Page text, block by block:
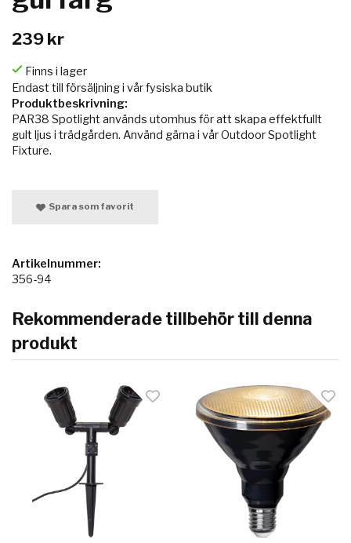
239 kr
Finns i lager
Endast till försäljning i vår fysiska butik
Produktbeskrivning:
PAR38 Spotlight används utomhus för att skapa effektfullt
gult ljus i trädgården. Använd gärna i vår Outdoor Spotlight
Fixture.
Spara som favorit
Artikelnummer:
356-94
Rekommenderade tillbehör till denna
produkt